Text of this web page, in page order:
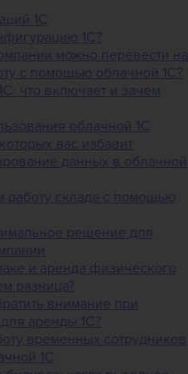
1С
1С?
можно перевести на
с помощью облачной 1С?
что включает и зачем
облачной 1С
вас избавит
данных в облачной
работу склада с помощью
решение для
и аренда физического
разница?
внимание при
аренды 1С?
временных сотрудников
1С